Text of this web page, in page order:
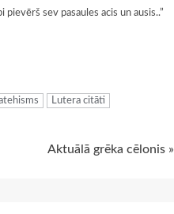
sev pasaules acis un ausis..”
Lutera citāti
Aktuālā grēka cēlonis »